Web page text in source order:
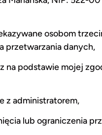
osobom
przetwarzania danych,
na podstawie mojej
z administratorem,
lub ograniczenia